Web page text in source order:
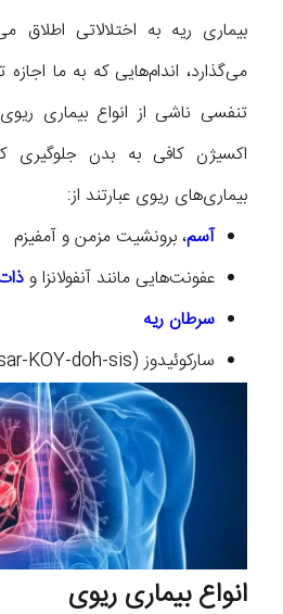
بیماری ریه به اختلالاتی اطلاق
می‌گذارد، اندام‌هایی که به ما
تنفسی ناشی از انواع بیماری
اکسیژن کافی به بدن جلوگیری
بیماری‌های ریوی عبارتند از:
آسم، برونشیت مزمن و آمفیزم
عفونت‌هایی مانند آنفولانزا و
سرطان ریه
سارکوئیدوز (sar-KOY-doh-sis) و فیبروز ریوی
انواع بیماری ریوی